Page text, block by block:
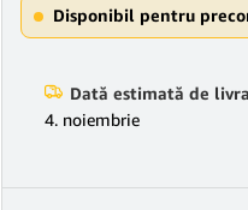
Disponibil pentru
Dată estimată de
4. noiembrie